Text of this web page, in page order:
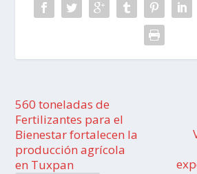
560 toneladas de
Fertilizantes para el
Bienestar fortalecen la
producción agrícola
en Tuxpan